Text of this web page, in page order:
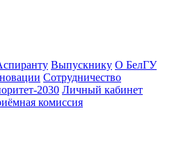
Выпускнику О БелГУ
Сотрудничество
2030 Личный кабинет
комиссия